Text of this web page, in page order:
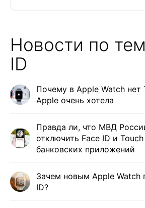
Новости по
ID
Почему в Apple Watch нет
Apple очень хотела
Правда ли, что МВД
отключить Face ID и
банковских приложений
Зачем новым Apple Watch
ID?